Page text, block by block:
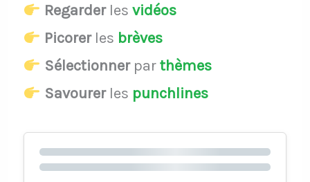
Regarderles vidéos
Picorerles brèves
Sélectionnerparthèmes
Savourerles punchlines